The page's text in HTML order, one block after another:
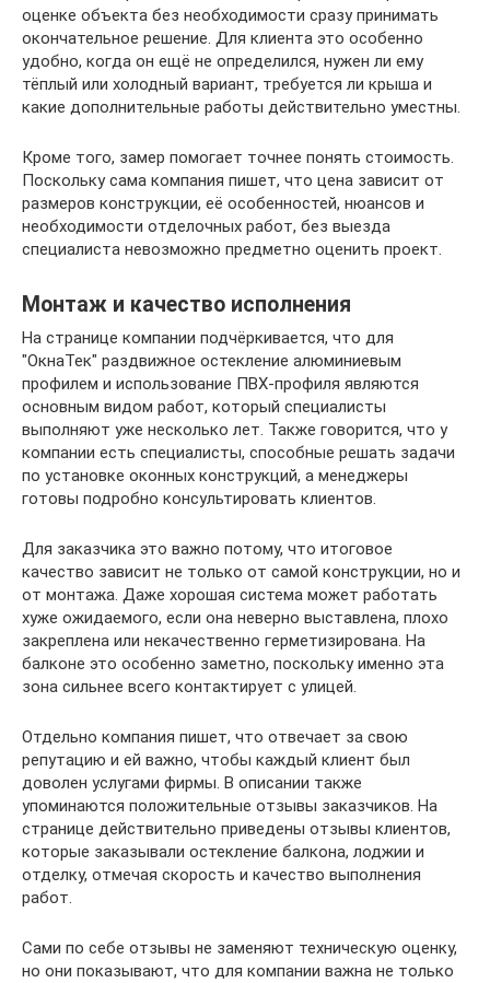
оценке объекта без необходимости сразу принимать
окончательное решение. Для клиента это особенно
удобно, когда он ещё не определился, нужен ли ему
тёплый или холодный вариант, требуется ли крыша и
какие дополнительные работы действительно уместны.
Кроме того, замер помогает точнее понять стоимость.
Поскольку сама компания пишет, что цена зависит от
размеров конструкции, её особенностей, нюансов и
необходимости отделочных работ, без выезда
специалиста невозможно предметно оценить проект.
Монтаж и качество исполнения
На странице компании подчёркивается, что для
"ОкнаТек" раздвижное остекление алюминиевым
профилем и использование ПВХ-профиля являются
основным видом работ, который специалисты
выполняют уже несколько лет. Также говорится, что у
компании есть специалисты, способные решать задачи
по установке оконных конструкций, а менеджеры
готовы подробно консультировать клиентов.
Для заказчика это важно потому, что итоговое
качество зависит не только от самой конструкции, но и
от монтажа. Даже хорошая система может работать
хуже ожидаемого, если она неверно выставлена, плохо
закреплена или некачественно герметизирована. На
балконе это особенно заметно, поскольку именно эта
зона сильнее всего контактирует с улицей.
Отдельно компания пишет, что отвечает за свою
репутацию и ей важно, чтобы каждый клиент был
доволен услугами фирмы. В описании также
упоминаются положительные отзывы заказчиков. На
странице действительно приведены отзывы клиентов,
которые заказывали остекление балкона, лоджии и
отделку, отмечая скорость и качество выполнения
работ.
Сами по себе отзывы не заменяют техническую оценку,
но они показывают, что для компании важна не только